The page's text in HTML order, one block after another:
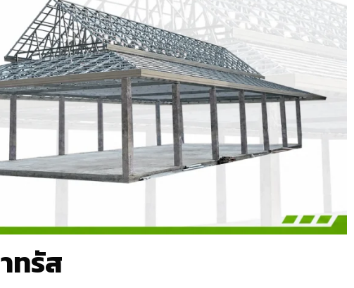
ทรัส